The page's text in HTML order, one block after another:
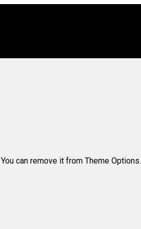
can remove it from Theme Options.